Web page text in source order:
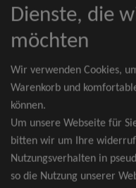
Sie
nach der
werden.
wider
sein,
nächst
kostenfrei
Dienste, die
möchten
Wir verwenden Cookies,
Warenkorb und
können.
Um unsere Webseite für
bitten wir um Ihre
Nutzungsverhalten in
so die Nutzung unserer